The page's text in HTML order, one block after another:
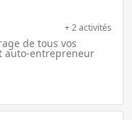
+ 2 activités
de tous vos
auto-entrepreneur